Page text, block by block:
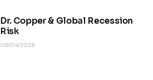
Dr. Copper & Global Recession
Risk
08/04/2026